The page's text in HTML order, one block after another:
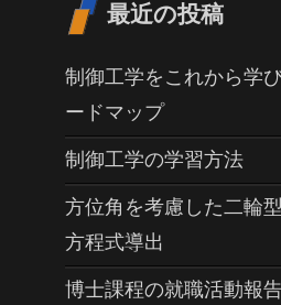
最近の投稿
制御工学をこれから学
ードマップ
制御工学の学習方法
方位角を考慮した二輪
方程式導出
博士課程の就職活動報